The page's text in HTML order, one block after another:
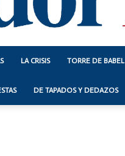
Indicador
LA CRISIS TORRE DE BABEL
DE TAPADOS Y DEDAZOS